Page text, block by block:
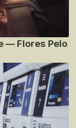
— Flores Pelo